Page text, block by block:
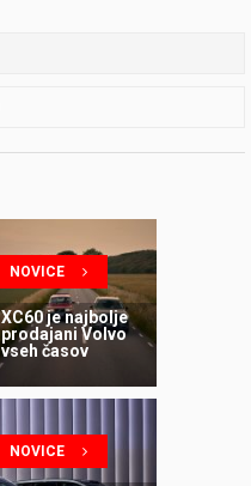
NOVICE
XC60 je najbolje
prodajani Volvo
vseh časov
NOVICE